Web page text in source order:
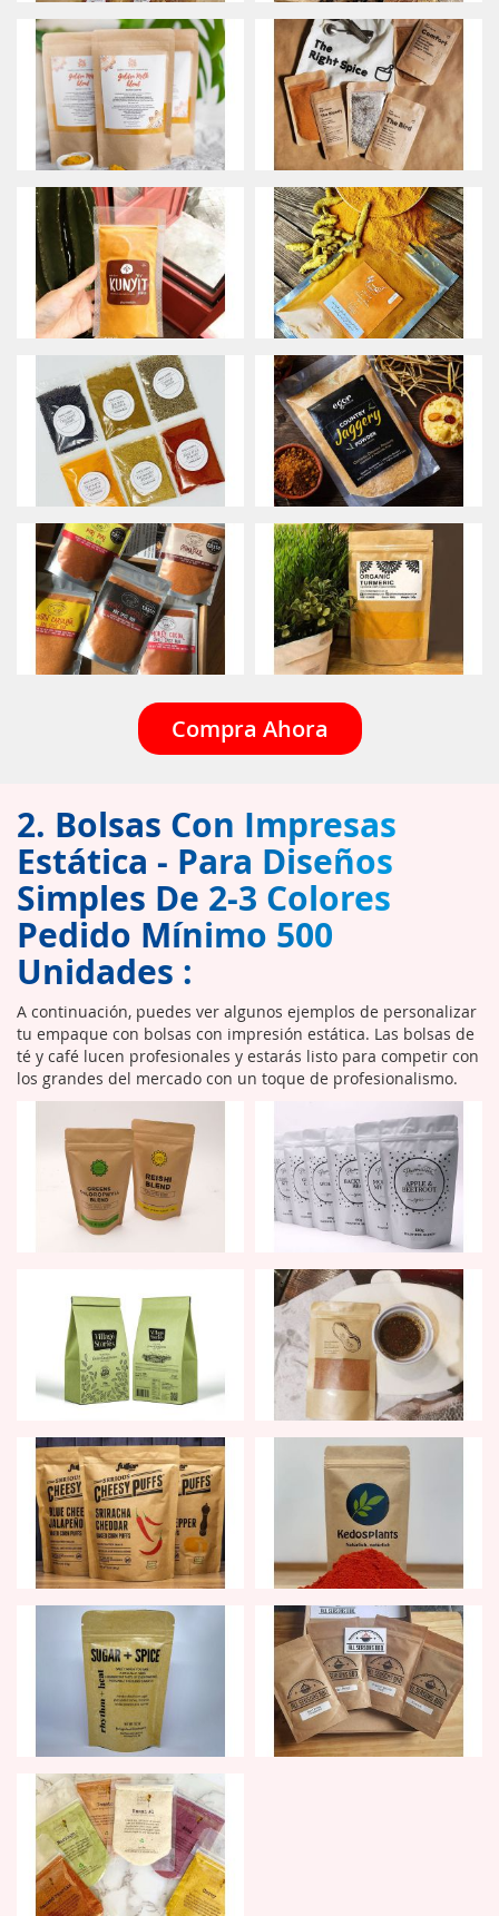
Compra Ahora
2. Bolsas Con Impresas
Estática - Para Diseños
Simples De 2-3 Colores
Pedido Mínimo 500
Unidades :
A continuación, puedes ver algunos ejemplos de personalizar
tu empaque con bolsas con impresión estática. Las bolsas de
té y café lucen profesionales y estarás listo para competir con
los grandes del mercado con un toque de profesionalismo.